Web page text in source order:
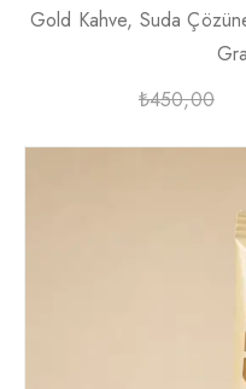
Gold Kahve, Suda
₺450,00